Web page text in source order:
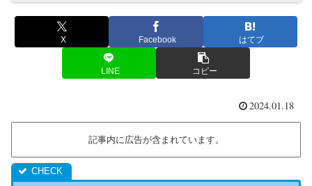
X Facebook はてブ
LINE コピー
2024.01.18
記事内に広告が含まれています。